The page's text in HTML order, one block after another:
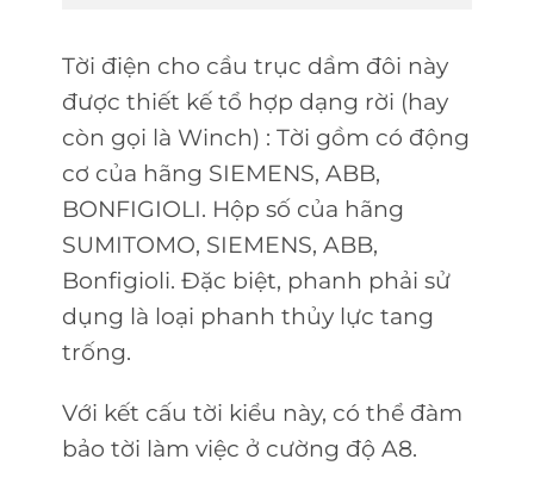
Tời điện cho cầu trục dầm đôi này
được thiết kế tổ hợp dạng rời (hay
còn gọi là Winch) : Tời gồm có động
cơ của hãng SIEMENS, ABB,
BONFIGIOLI. Hộp số của hãng
SUMITOMO, SIEMENS, ABB,
Bonfigioli. Đặc biệt, phanh phải sử
dụng là loại phanh thủy lực tang
trống.
Với kết cấu tời kiểu này, có thể đàm
bảo tời làm việc ở cường độ A8.